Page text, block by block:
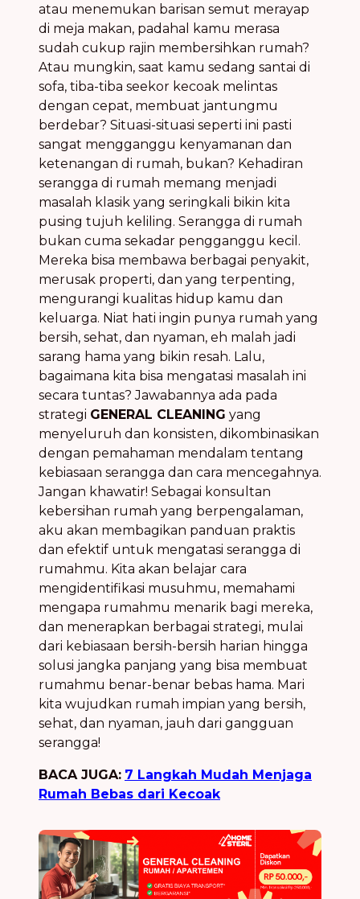
atau menemukan barisan semut merayap
di meja makan, padahal kamu merasa
sudah cukup rajin membersihkan rumah?
Atau mungkin, saat kamu sedang santai di
sofa, tiba-tiba seekor kecoak melintas
dengan cepat, membuat jantungmu
berdebar? Situasi-situasi seperti ini pasti
sangat mengganggu kenyamanan dan
ketenangan di rumah, bukan? Kehadiran
serangga di rumah memang menjadi
masalah klasik yang seringkali bikin kita
pusing tujuh keliling. Serangga di rumah
bukan cuma sekadar pengganggu kecil.
Mereka bisa membawa berbagai penyakit,
merusak properti, dan yang terpenting,
mengurangi kualitas hidup kamu dan
keluarga. Niat hati ingin punya rumah yang
bersih, sehat, dan nyaman, eh malah jadi
sarang hama yang bikin resah. Lalu,
bagaimana kita bisa mengatasi masalah ini
secara tuntas? Jawabannya ada pada
strategi GENERAL CLEANING yang
menyeluruh dan konsisten, dikombinasikan
dengan pemahaman mendalam tentang
kebiasaan serangga dan cara mencegahnya.
Jangan khawatir! Sebagai konsultan
kebersihan rumah yang berpengalaman,
aku akan membagikan panduan praktis
dan efektif untuk mengatasi serangga di
rumahmu. Kita akan belajar cara
mengidentifikasi musuhmu, memahami
mengapa rumahmu menarik bagi mereka,
dan menerapkan berbagai strategi, mulai
dari kebiasaan bersih-bersih harian hingga
solusi jangka panjang yang bisa membuat
rumahmu benar-benar bebas hama. Mari
kita wujudkan rumah impian yang bersih,
sehat, dan nyaman, jauh dari gangguan
serangga!
BACA JUGA: 7 Langkah Mudah Menjaga
Rumah Bebas dari Kecoak